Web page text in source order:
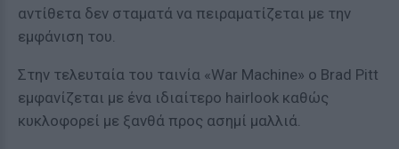
αντίθετα δεν σταματά να πειραματίζεται με την
εμφάνιση του.
Στην τελευταία του ταινία «War Machine» ο Brad Pitt
εμφανίζεται με ένα ιδιαίτερο hairlook καθώς
κυκλοφορεί με ξανθά προς ασημί μαλλιά.